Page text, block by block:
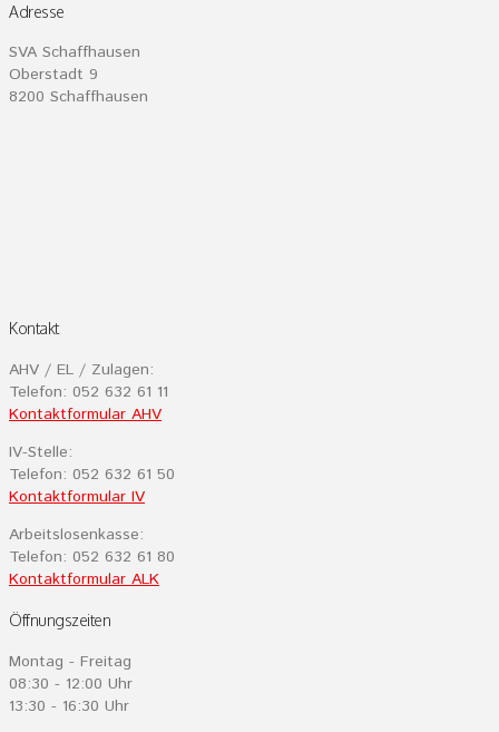
Adresse
SVA Schaffhausen
Oberstadt 9
8200 Schaffhausen
Kontakt
AHV / EL / Zulagen:
Telefon: 052 632 61 11
Kontaktformular AHV
IV-Stelle:
Telefon: 052 632 61 50
Kontaktformular IV
Arbeitslosenkasse:
Telefon: 052 632 61 80
Kontaktformular ALK
Öffnungszeiten
Montag - Freitag
08:30 - 12:00 Uhr
13:30 - 16:30 Uhr